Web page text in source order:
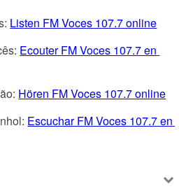
Listen FM Voces 107.7 online
Ecouter FM Voces 107.7 en
Hören FM Voces 107.7 online
Escuchar FM Voces 107.7 en